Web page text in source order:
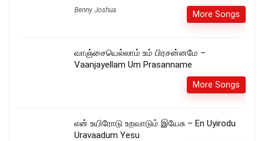
Benny Joshua More Songs
வாஞ்சையெல்லாம் உம் பிரசன்னமே –
Vaanjayellam Um Prasanname
More Songs
என் உயிரோடு உறவாடும் இயேசு – En Uyirodu
Uravaadum Yesu